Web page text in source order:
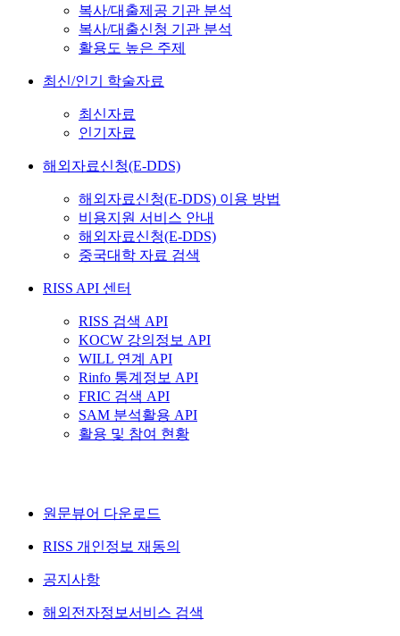
복사/대출제공 기관 분석
복사/대출신청 기관 분석
활용도 높은 주제
최신/인기 학술자료
최신자료
인기자료
해외자료신청(E-DDS)
해외자료신청(E-DDS) 이용 방법
비용지원 서비스 안내
해외자료신청(E-DDS)
중국대학 자료 검색
RISS API 센터
RISS 검색 API
KOCW 강의정보 API
WILL 연계 API
Rinfo 통계정보 API
FRIC 검색 API
SAM 분석활용 API
활용 및 참여 현황
원문뷰어 다운로드
RISS 개인정보 재동의
공지사항
해외전자정보서비스 검색